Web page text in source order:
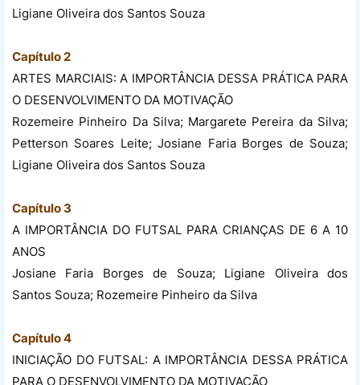
Ligiane Oliveira dos Santos Souza
Capítulo 2
ARTES MARCIAIS: A IMPORTÂNCIA DESSA PRÁTICA PARA
O DESENVOLVIMENTO DA MOTIVAÇÃO
Rozemeire Pinheiro Da Silva; Margarete Pereira da Silva;
Petterson Soares Leite; Josiane Faria Borges de Souza;
Ligiane Oliveira dos Santos Souza
Capítulo 3
A IMPORTÂNCIA DO FUTSAL PARA CRIANÇAS DE 6 A 10
ANOS
Josiane Faria Borges de Souza; Ligiane Oliveira dos
Santos Souza; Rozemeire Pinheiro da Silva
Capítulo 4
INICIAÇÃO DO FUTSAL: A IMPORTÂNCIA DESSA PRÁTICA
PARA O DESENVOLVIMENTO DA MOTIVAÇÃO